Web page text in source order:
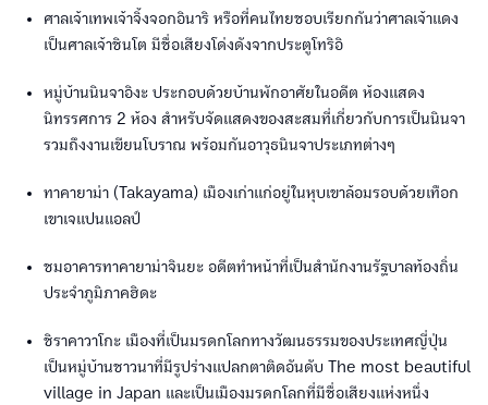
ศาลเจ้าเทพเจ้าจิ้งจอกอินาริ หรือที่คนไทยชอบเรียกกันว่าศาลเจ้าแดง
เป็นศาลเจ้าชินโต มีชื่อเสียงโด่งดังจากประตูโทริอิ
หมู่บ้านนินจาอิงะ ประกอบด้วยบ้านพักอาศัยในอดีต ห้องแสดง
นิทรรศการ 2 ห้อง สำหรับจัดแสดงของสะสมที่เกี่ยวกับการเป็นนินจา
รวมถึงงานเขียนโบราณ พร้อมกันอาวุธนินจาประเภทต่างๆ
ทาคายาม่า (Takayama) เมืองเก่าแก่อยู่ในหุบเขาล้อมรอบด้วยเทือก
เขาเจแปนแอลป์
ชมอาคารทาคายาม่าจินยะ อดีตทำหน้าที่เป็นสำนักงานรัฐบาลท้องถิ่น
ประจำภูมิภาคฮิดะ
ชิราคาวาโกะ เมืองที่เป็นมรดกโลกทางวัฒนธรรมของประเทศญี่ปุ่น
เป็นหมู่บ้านชาวนาที่มีรูปร่างแปลกตาติดอันดับ The most beautiful
village in Japan และเป็นเมืองมรดกโลกที่มีชื่อเสียงแห่งหนึ่ง